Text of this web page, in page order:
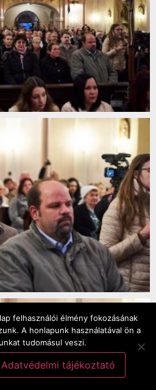
felhasználói élmény fokozásának
A honlapunk használatával ön a
tudomásul veszi.
Adatvédelmi tájékoztató